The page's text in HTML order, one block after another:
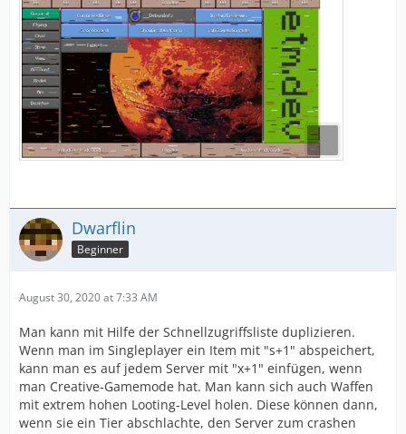
Dwarflin
Beginner
August 30, 2020 at 7:33 AM
Man kann mit Hilfe der Schnellzugriffsliste duplizieren.
Wenn man im Singleplayer ein Item mit "s+1" abspeichert,
kann man es auf jedem Server mit "x+1" einfügen, wenn
man Creative-Gamemode hat. Man kann sich auch Waffen
mit extrem hohen Looting-Level holen. Diese können dann,
wenn sie ein Tier abschlachte, den Server zum crashen